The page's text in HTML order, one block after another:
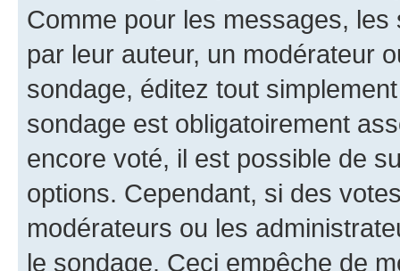
Comme pour les messages,
par leur auteur, un modérateur
sondage, éditez tout
sondage est obligatoirement
encore voté, il est possible de
options. Cependant, si des
modérateurs ou les
le sondage. Ceci empêche de